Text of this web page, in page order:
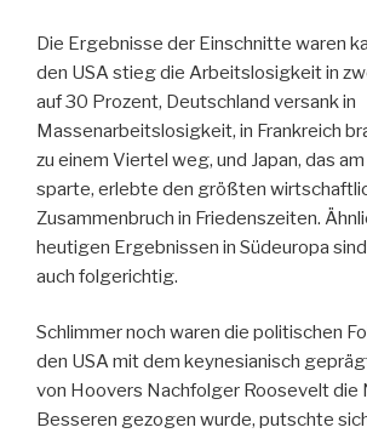
Die Ergebnisse der Einschnitte waren
den USA stieg die Arbeitslosigkeit in
auf 30 Prozent, Deutschland versank in
Massenarbeitslosigkeit, in Frankreich
zu einem Viertel weg, und Japan, das
sparte, erlebte den größten
Zusammenbruch in Friedenszeiten.
heutigen Ergebnissen in Südeuropa
auch folgerichtig.
Schlimmer noch waren die politischen
den USA mit dem keynesianisch
von Hoovers Nachfolger Roosevelt die
Besseren gezogen wurde, putschte